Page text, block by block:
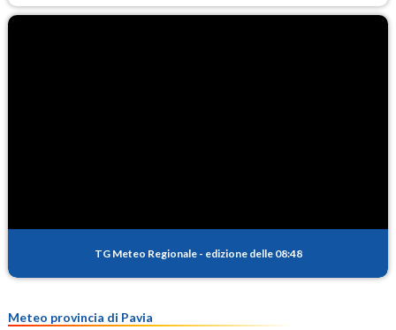
TG Meteo Regionale - edizione delle 08:48
Meteo provincia di Pavia